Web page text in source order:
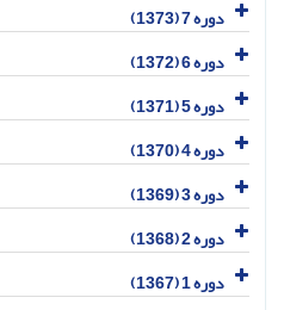
دوره 7 (1373)
دوره 6 (1372)
دوره 5 (1371)
دوره 4 (1370)
دوره 3 (1369)
دوره 2 (1368)
دوره 1 (1367)